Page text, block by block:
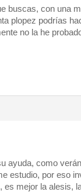
buscas, con una
plopez podrías
no la he
ayuda, como
estudio, por eso
es mejor la alesis,